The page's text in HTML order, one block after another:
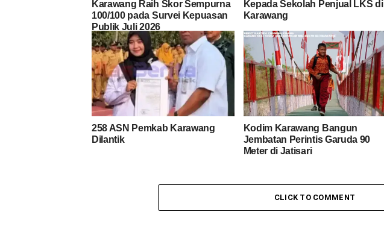
Karawang Raih Skor Sempurna
100/100 pada Survei Kepuasan
Publik Juli 2026
Kepada Sekolah Penjual LKS di
Karawang
258 ASN Pemkab Karawang
Dilantik
Kodim Karawang Bangun
Jembatan Perintis Garuda 90
Meter di Jatisari
CLICK TO COMMENT